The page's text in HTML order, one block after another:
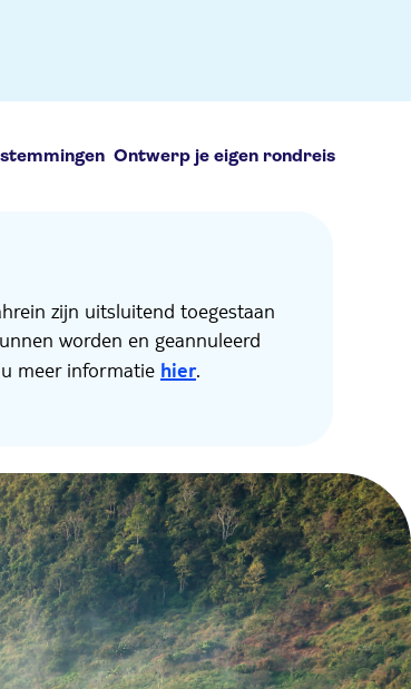
Ontwerp je eigen rondreis
zijn uitsluitend toegestaan
worden en geannuleerd
meer informatie hier.